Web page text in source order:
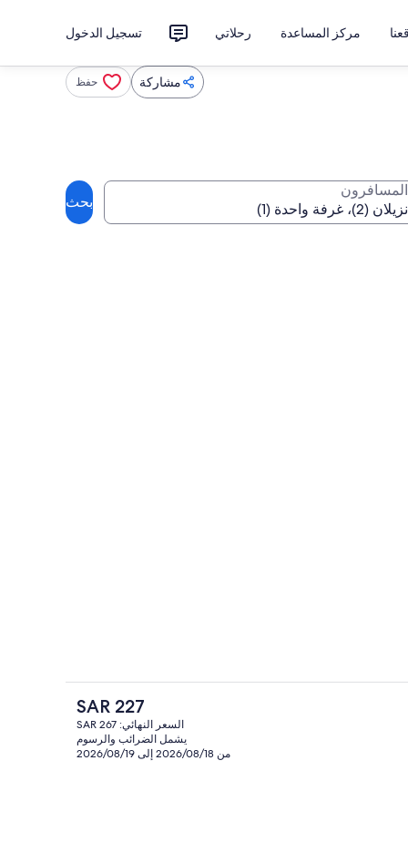
مركز المساعدة رحلاتي تسجيل الدخول
مشاركة حفظ
المسافرون
بحث
خزنة داخل الغرفة وستائر تعتيم ومكواة/
السعر
الحالي
هو
SAR
SAR 227
السعر النهائي: SAR 267
يشمل الضرائب والرسوم
من 2026/08/18 إلى 2026/08/19